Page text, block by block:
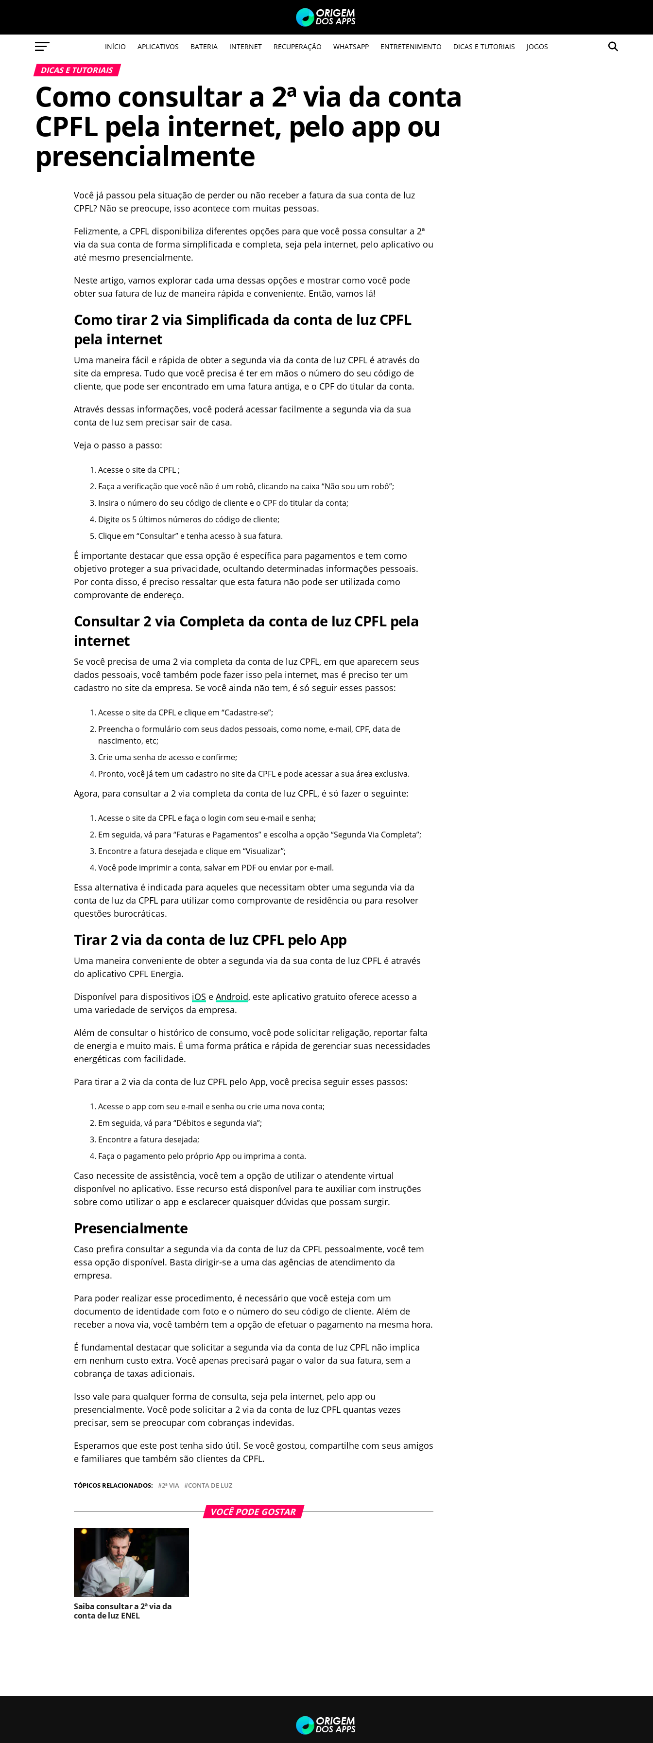
INÍCIO APLICATIVOS BATERIA INTERNET RECUPERAÇÃO WHATSAPP ENTRETENIMENTO DICAS E TUTORIAIS JOGOS
DICAS E TUTORIAIS
Como consultar a 2ª via da conta
CPFL pela internet, pelo app ou
presencialmente
Você já passou pela situação de perder ou não receber a fatura da sua conta de luz
CPFL? Não se preocupe, isso acontece com muitas pessoas.
Felizmente, a CPFL disponibiliza diferentes opções para que você possa consultar a 2ª
via da sua conta de forma simplificada e completa, seja pela internet, pelo aplicativo ou
até mesmo presencialmente.
Neste artigo, vamos explorar cada uma dessas opções e mostrar como você pode
obter sua fatura de luz de maneira rápida e conveniente. Então, vamos lá!
Como tirar 2 via Simplificada da conta de luz CPFL
pela internet
Uma maneira fácil e rápida de obter a segunda via da conta de luz CPFL é através do
site da empresa. Tudo que você precisa é ter em mãos o número do seu código de
cliente, que pode ser encontrado em uma fatura antiga, e o CPF do titular da conta.
Através dessas informações, você poderá acessar facilmente a segunda via da sua
conta de luz sem precisar sair de casa.
Veja o passo a passo:
Acesse o site da CPFL ;
Faça a verificação que você não é um robô, clicando na caixa “Não sou um robô”;
Insira o número do seu código de cliente e o CPF do titular da conta;
Digite os 5 últimos números do código de cliente;
Clique em “Consultar” e tenha acesso à sua fatura.
É importante destacar que essa opção é específica para pagamentos e tem como
objetivo proteger a sua privacidade, ocultando determinadas informações pessoais.
Por conta disso, é preciso ressaltar que esta fatura não pode ser utilizada como
comprovante de endereço.
Consultar 2 via Completa da conta de luz CPFL pela
internet
Se você precisa de uma 2 via completa da conta de luz CPFL, em que aparecem seus
dados pessoais, você também pode fazer isso pela internet, mas é preciso ter um
cadastro no site da empresa. Se você ainda não tem, é só seguir esses passos:
Acesse o site da CPFL e clique em “Cadastre-se”;
Preencha o formulário com seus dados pessoais, como nome, e-mail, CPF, data de
nascimento, etc;
Crie uma senha de acesso e confirme;
Pronto, você já tem um cadastro no site da CPFL e pode acessar a sua área exclusiva.
Agora, para consultar a 2 via completa da conta de luz CPFL, é só fazer o seguinte:
Acesse o site da CPFL e faça o login com seu e-mail e senha;
Em seguida, vá para “Faturas e Pagamentos” e escolha a opção “Segunda Via Completa”;
Encontre a fatura desejada e clique em “Visualizar”;
Você pode imprimir a conta, salvar em PDF ou enviar por e-mail.
Essa alternativa é indicada para aqueles que necessitam obter uma segunda via da
conta de luz da CPFL para utilizar como comprovante de residência ou para resolver
questões burocráticas.
Tirar 2 via da conta de luz CPFL pelo App
Uma maneira conveniente de obter a segunda via da sua conta de luz CPFL é através
do aplicativo CPFL Energia.
Disponível para dispositivos iOS e Android, este aplicativo gratuito oferece acesso a
uma variedade de serviços da empresa.
Além de consultar o histórico de consumo, você pode solicitar religação, reportar falta
de energia e muito mais. É uma forma prática e rápida de gerenciar suas necessidades
energéticas com facilidade.
Para tirar a 2 via da conta de luz CPFL pelo App, você precisa seguir esses passos:
Acesse o app com seu e-mail e senha ou crie uma nova conta;
Em seguida, vá para “Débitos e segunda via”;
Encontre a fatura desejada;
Faça o pagamento pelo próprio App ou imprima a conta.
Caso necessite de assistência, você tem a opção de utilizar o atendente virtual
disponível no aplicativo. Esse recurso está disponível para te auxiliar com instruções
sobre como utilizar o app e esclarecer quaisquer dúvidas que possam surgir.
Presencialmente
Caso prefira consultar a segunda via da conta de luz da CPFL pessoalmente, você tem
essa opção disponível. Basta dirigir-se a uma das agências de atendimento da
empresa.
Para poder realizar esse procedimento, é necessário que você esteja com um
documento de identidade com foto e o número do seu código de cliente. Além de
receber a nova via, você também tem a opção de efetuar o pagamento na mesma hora.
É fundamental destacar que solicitar a segunda via da conta de luz CPFL não implica
em nenhum custo extra. Você apenas precisará pagar o valor da sua fatura, sem a
cobrança de taxas adicionais.
Isso vale para qualquer forma de consulta, seja pela internet, pelo app ou
presencialmente. Você pode solicitar a 2 via da conta de luz CPFL quantas vezes
precisar, sem se preocupar com cobranças indevidas.
Esperamos que este post tenha sido útil. Se você gostou, compartilhe com seus amigos
e familiares que também são clientes da CPFL.
TÓPICOS RELACIONADOS: 2ª VIA CONTA DE LUZ
VOCÊ PODE GOSTAR
Saiba consultar a 2ª via da
conta de luz ENEL